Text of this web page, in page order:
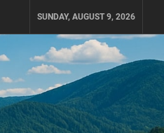
SUNDAY, AUGUST 9, 2026